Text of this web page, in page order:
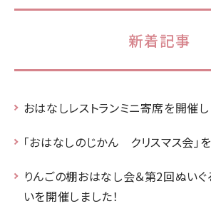
新着記事
おはなしレストランミニ寄席を開催し
「おはなしのじかん クリスマス会」
りんごの棚おはなし会＆第2回ぬい
いを開催しました！